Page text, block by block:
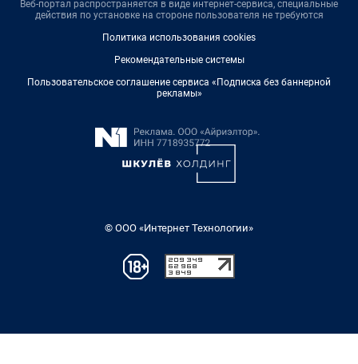
Веб-портал распространяется в виде интернет-сервиса, специальные
действия по установке на стороне пользователя не требуются
Политика использования cookies
Рекомендательные системы
Пользовательское соглашение сервиса «Подписка без баннерной
рекламы»
© ООО «Интернет Технологии»